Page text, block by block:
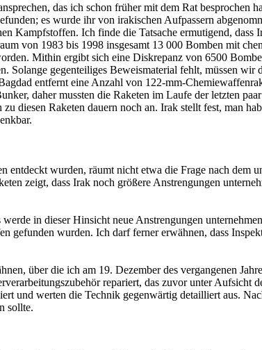
das ich schon früher mit dem Rat
es wurde ihr von irakischen Aufpassern
Kampfstoffen. Ich finde die Tatsache ermutigend,
von 1983 bis 1998 insgesamt 13 000 Bomben mit
Mithin ergibt sich eine Diskrepanz von 6500
gegenteiliges Beweismaterial fehlt, müssen wir
entfernt eine Anzahl von 122-mm-
daher mussten die Raketen im Laufe der letzten
diesen Raketen dauern noch an. Irak stellt fest, man
entdeckt wurden, räumt nicht etwa die Frage nach dem
zeigt, dass Irak noch größere Anstrengungen
in dieser Hinsicht neue Anstrengungen
gefunden wurden. Ich darf ferner erwähnen, dass
über die ich am 19. Dezember des vergangenen
repariert, das zuvor unter
und werten die Technik gegenwärtig detailliert aus.
sollte.